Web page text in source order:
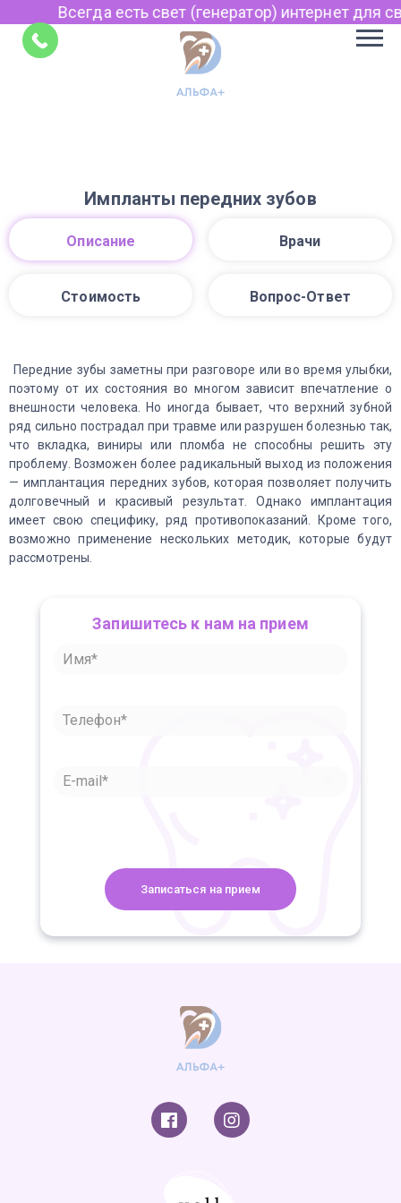
Всегда есть свет (генератор) интернет для
Импланты передних зубов
Описание Врачи
Стоимость Вопрос-Ответ
Передние зубы заметны при разговоре или во время улыбки,
поэтому от их состояния во многом зависит впечатление о
внешности человека. Но иногда бывает, что верхний зубной
ряд сильно пострадал при травме или разрушен болезнью так,
что вкладка, виниры или пломба не способны решить эту
проблему. Возможен более радикальный выход из положения
— имплантация передних зубов, которая позволяет получить
долговечный и красивый результат. Однако имплантация
имеет свою специфику, ряд противопоказаний. Кроме того,
возможно применение нескольких методик, которые будут
рассмотрены.
Запишитесь к нам на прием